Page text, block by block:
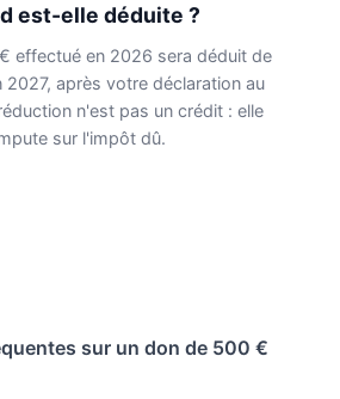
est-elle déduite ?
effectué en 2026 sera déduit de
2027, après votre déclaration au
n'est pas un crédit : elle
sur l'impôt dû.
sur un don de 500 €